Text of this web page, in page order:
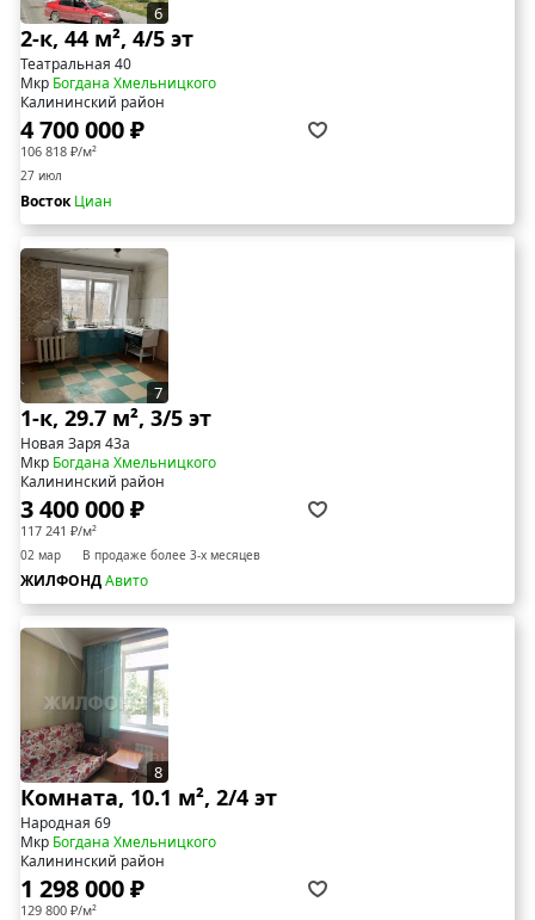
6
2-к, 44 м², 4/5 эт
Театральная 40
Мкр Богдана Хмельницкого
Калининский район
4 700 000 ₽
106 818 ₽/м²
27 июл
ВостокЦиан
7
1-к, 29.7 м², 3/5 эт
Новая Заря 43а
Мкр Богдана Хмельницкого
Калининский район
3 400 000 ₽
117 241 ₽/м²
02 мар В продаже более 3-х месяцев
ЖИЛФОНДАвито
8
Комната, 10.1 м², 2/4 эт
Народная 69
Мкр Богдана Хмельницкого
Калининский район
1 298 000 ₽
129 800 ₽/м²